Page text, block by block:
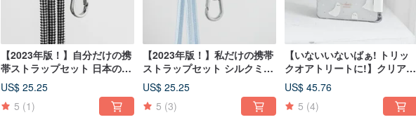
【2023年版！】自分だけの携
帯ストラップセット 日本の夏
白黒格子
US$ 25.25
5 (1)
【2023年版！】私だけの携帯
ストラップセット シルクミル
クブルー
US$ 25.25
5 (3)
【いないいないばぁ! トリッ
クオアトリートに!】クリアマ
ットブックスタイルiPadケー
ス
US$ 45.76
5 (4)